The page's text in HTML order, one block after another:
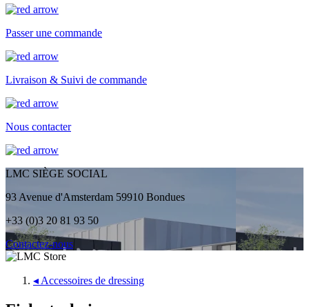
Passer une commande
Livraison & Suivi de commande
Nous contacter
LMC SIÈGE SOCIAL
93 Avenue d'Amsterdam 59910 Bondues
+33 (0)3 20 81 93 50
Contactez-nous
◂ Accessoires de dressing